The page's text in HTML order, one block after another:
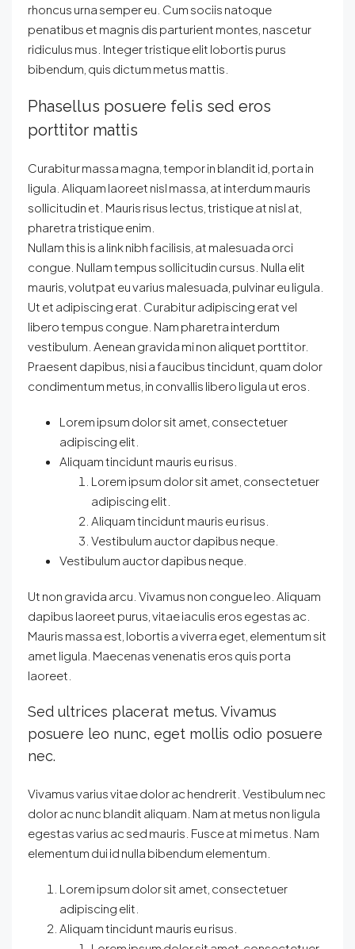
rhoncus urna semper eu. Cum sociis natoque
penatibus et magnis dis parturient montes, nascetur
ridiculus mus. Integer tristique elit lobortis purus
bibendum, quis dictum metus mattis.
Phasellus posuere felis sed eros
porttitor mattis
Curabitur massa magna, tempor in blandit id, porta in
ligula. Aliquam laoreet nisl massa, at interdum mauris
sollicitudin et. Mauris risus lectus, tristique at nisl at,
pharetra tristique enim.
Nullam this is a link nibh facilisis, at malesuada orci
congue. Nullam tempus sollicitudin cursus. Nulla elit
mauris, volutpat eu varius malesuada, pulvinar eu ligula.
Ut et adipiscing erat. Curabitur adipiscing erat vel
libero tempus congue. Nam pharetra interdum
vestibulum. Aenean gravida mi non aliquet porttitor.
Praesent dapibus, nisi a faucibus tincidunt, quam dolor
condimentum metus, in convallis libero ligula ut eros.
Lorem ipsum dolor sit amet, consectetuer
adipiscing elit.
Aliquam tincidunt mauris eu risus.
Lorem ipsum dolor sit amet, consectetuer
adipiscing elit.
Aliquam tincidunt mauris eu risus.
Vestibulum auctor dapibus neque.
Vestibulum auctor dapibus neque.
Ut non gravida arcu. Vivamus non congue leo. Aliquam
dapibus laoreet purus, vitae iaculis eros egestas ac.
Mauris massa est, lobortis a viverra eget, elementum sit
amet ligula. Maecenas venenatis eros quis porta
laoreet.
Sed ultrices placerat metus. Vivamus
posuere leo nunc, eget mollis odio posuere
nec.
Vivamus varius vitae dolor ac hendrerit. Vestibulum nec
dolor ac nunc blandit aliquam. Nam at metus non ligula
egestas varius ac sed mauris. Fusce at mi metus. Nam
elementum dui id nulla bibendum elementum.
Lorem ipsum dolor sit amet, consectetuer
adipiscing elit.
Aliquam tincidunt mauris eu risus.